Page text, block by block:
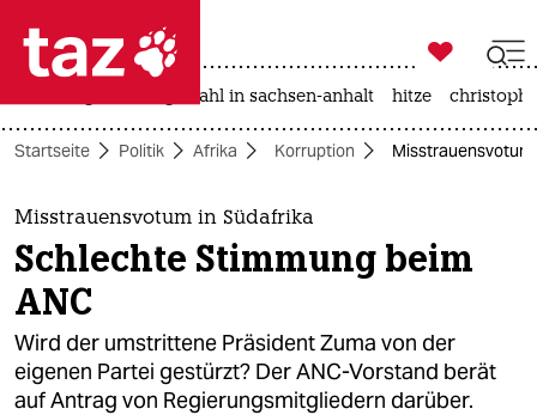
 taz zahl ich
taz zahl ich
themen
politik
öko
gesellschaft

taz zahl ich
landtagswahl in sachsen-anhalt hitze
Startseite Politik Afrika Korruption
Misstrauensvotum in Südafrika
Schlechte Stimmung beim
ANC
Wird der umstrittene Präsident Zuma von der
eigenen Partei gestürzt? Der ANC-Vorstand berät
auf Antrag von Regierungsmitgliedern darüber.